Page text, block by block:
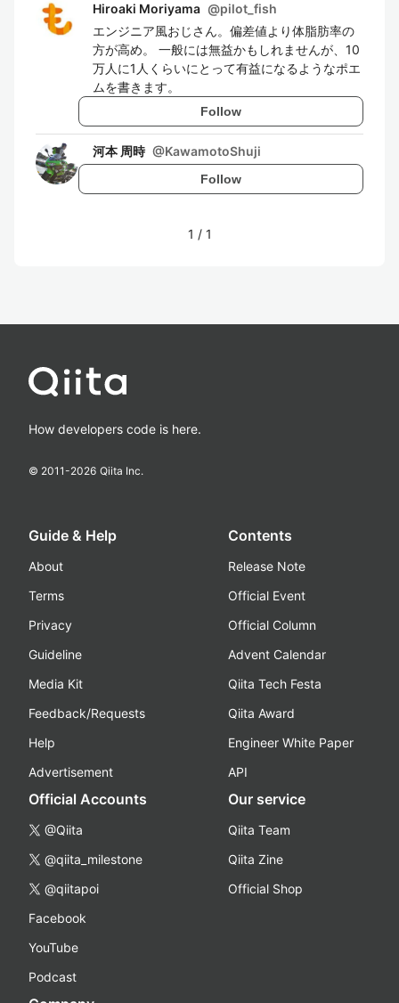
Hiroaki Moriyama @pilot_fish
エンジニア風おじさん。偏差値より体脂肪率の
方が高め。 一般には無益かもしれませんが、10
万人に1人くらいにとって有益になるようなポエ
ムを書きます。
Follow
河本 周時 @KawamotoShuji
Follow
1 / 1
How developers code is here.
© 2011-2026 Qiita Inc.
Guide & Help
About
Terms
Privacy
Guideline
Media Kit
Feedback/Requests
Help
Advertisement
Contents
Release Note
Official Event
Official Column
Advent Calendar
Qiita Tech Festa
Qiita Award
Engineer White Paper
API
Official Accounts
@Qiita
@qiita_milestone
@qiitapoi
Facebook
YouTube
Podcast
Our service
Qiita Team
Qiita Zine
Official Shop